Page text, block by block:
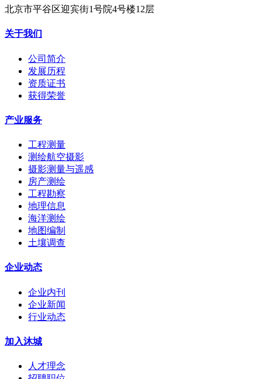
北京市平谷区迎宾街1号院4号楼12层
关于我们
公司简介
发展历程
资质证书
获得荣誉
产业服务
工程测量
测绘航空摄影
摄影测量与遥感
房产测绘
工程勘察
地理信息
海洋测绘
地图编制
土壤调查
企业动态
企业内刊
企业新闻
行业动态
加入沐城
人才理念